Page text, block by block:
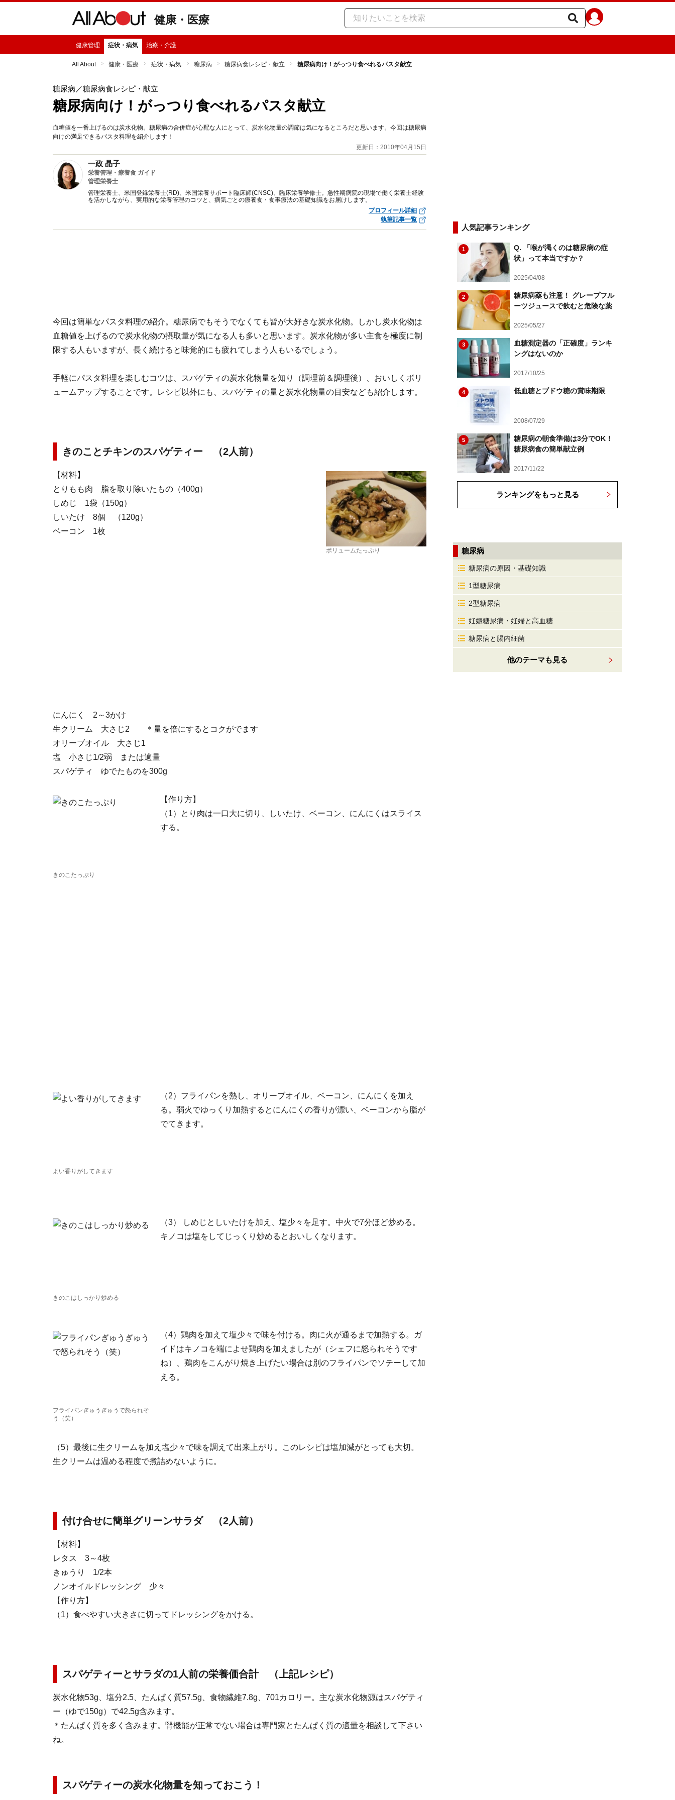
健康・医療
健康管理 症状・病気 治療・介護
All About 健康・医療 症状・病気 糖尿病 糖尿病食レシピ・献立 糖尿病向け！がっつり食べれるパスタ献立
糖尿病 ／糖尿病食レシピ・献立
糖尿病向け！がっつり食べれるパスタ献立
血糖値を一番上げるのは炭水化物。糖尿病の合併症が心配な人にとって、炭水化物量の調節は気になるところだと思います。今回は糖尿病
向けの満足できるパスタ料理を紹介します！
更新日：2010年04月15日
一政 晶子
栄養管理・療養食 ガイド
管理栄養士
管理栄養士、米国登録栄養士(RD)、米国栄養サポート臨床師(CNSC)、臨床栄養学修士。急性期病院の現場で働く栄養士経験
を活かしながら、実用的な栄養管理のコツと、病気ごとの療養食・食事療法の基礎知識をお届けします。
プロフィール詳細
執筆記事一覧
今回は簡単なパスタ料理の紹介。糖尿病でもそうでなくても皆が大好きな炭水化物。しかし炭水化物は
血糖値を上げるので炭水化物の摂取量が気になる人も多いと思います。炭水化物が多い主食を極度に制
限する人もいますが、長く続けると味覚的にも疲れてしまう人もいるでしょう。
手軽にパスタ料理を楽しむコツは、スパゲティの炭水化物量を知り（調理前＆調理後）、おいしくボリ
ュームアップすることです。レシピ以外にも、スパゲティの量と炭水化物量の目安なども紹介します。
きのことチキンのスパゲティー （2人前）
ボリュームたっぷり
【材料】
とりもも肉 脂を取り除いたもの（400g）
しめじ 1袋（150g）
しいたけ 8個 （120g）
ベーコン 1枚
にんにく 2～3かけ
生クリーム 大さじ2 ＊量を倍にするとコクがでます
オリーブオイル 大さじ1
塩 小さじ1/2弱 または適量
スパゲティ ゆでたものを300g
【作り方】
きのこたっぷり
（1）とり肉は一口大に切り、しいたけ、ベーコン、にんにくはスライス
する。
よい香りがしてきます
（2）フライパンを熱し、オリーブオイル、ベーコン、にんにくを加え
る。弱火でゆっくり加熱するとにんにくの香りが漂い、ベーコンから脂が
でてきます。
きのこはしっかり炒める
（3） しめじとしいたけを加え、塩少々を足す。中火で7分ほど炒める。
キノコは塩をしてじっくり炒めるとおいしくなります。
フライパンぎゅうぎゅうで怒られそ
う（笑）
（4）鶏肉を加えて塩少々で味を付ける。肉に火が通るまで加熱する。ガ
イドはキノコを端によせ鶏肉を加えましたが（シェフに怒られそうです
ね）、鶏肉をこんがり焼き上げたい場合は別のフライパンでソテーして加
える。
（5）最後に生クリームを加え塩少々で味を調えて出来上がり。このレシピは塩加減がとっても大切。
生クリームは温める程度で煮詰めないように。
付け合せに簡単グリーンサラダ （2人前）
【材料】
レタス 3～4枚
きゅうり 1/2本
ノンオイルドレッシング 少々
【作り方】
（1）食べやすい大きさに切ってドレッシングをかける。
スパゲティーとサラダの1人前の栄養価合計 （上記レシピ）
炭水化物53g、塩分2.5、たんぱく質57.5g、食物繊維7.8g、701カロリー。主な炭水化物源はスパゲティ
ー（ゆで150g）で42.5g含みます。
＊たんぱく質を多く含みます。腎機能が正常でない場合は専門家とたんぱく質の適量を相談して下さい
ね。
スパゲティーの炭水化物量を知っておこう！
人気記事ランキング
1
Q. 「喉が渇くのは糖尿病の症
状」って本当ですか？
2025/04/08
2
糖尿病薬も注意！ グレープフル
ーツジュースで飲むと危険な薬
2025/05/27
3
血糖測定器の「正確度」ランキ
ングはないのか
2017/10/25
4 低血糖とブドウ糖の賞味期限
2008/07/29
5
糖尿病の朝食準備は3分でOK！
糖尿病食の簡単献立例
2017/11/22
ランキングをもっと見る
糖尿病
糖尿病の原因・基礎知識
1型糖尿病
2型糖尿病
妊娠糖尿病・妊婦と高血糖
糖尿病と腸内細菌
他のテーマも見る